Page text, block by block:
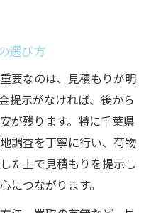
選び方
要なのは、見積もりが明
提示がなければ、後から
が残ります。特に千葉県
調査を丁寧に行い、荷物
た上で見積もりを提示し
につながります。